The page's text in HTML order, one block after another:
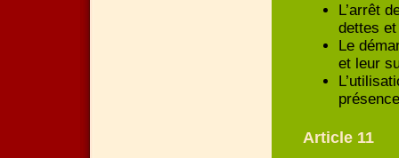
L’arrêt
dettes
Le
et leur
Article 11